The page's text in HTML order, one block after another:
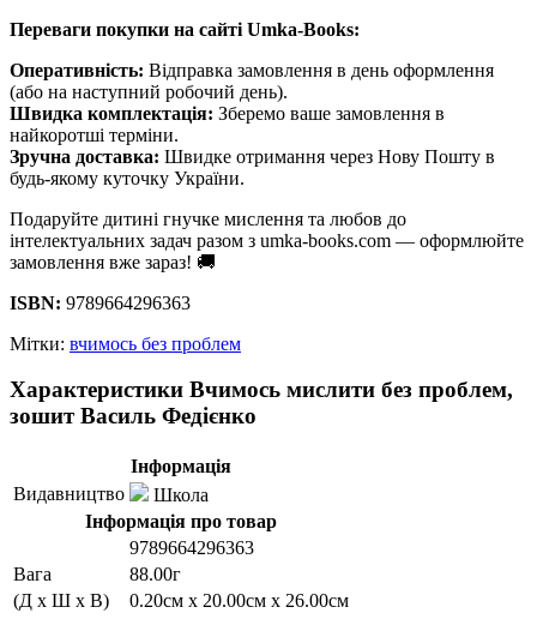
Переваги покупки на сайті Umka-Books:
Оперативність: Відправка замовлення в день оформлення
(або на наступний робочий день).
Швидка комплектація: Зберемо ваше замовлення в
найкоротші терміни.
Зручна доставка: Швидке отримання через Нову Пошту в
будь-якому куточку України.
Подаруйте дитині гнучке мислення та любов до
інтелектуальних задач разом з umka-books.com — оформлюйте
замовлення вже зараз! 🚚
ISBN: 9789664296363
Мітки: вчимось без проблем
Характеристики Вчимось мислити без проблем,
зошит Василь Федієнко
Інформація
Видавництво
Школа
Інформація про товар
9789664296363
Вага
88.00г
(Д x Ш x В)
0.20см x 20.00см x 26.00см